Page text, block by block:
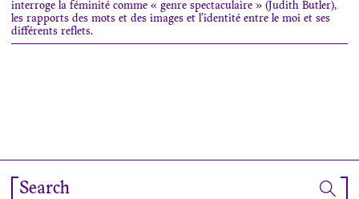
interroge la féminité comme « genre spectaculaire » (Judith Butler),
les rapports des mots et des images et l’identité entre le moi et ses
différents reflets.
Search